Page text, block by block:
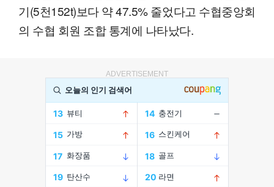
기(5천152t)보다 약 47.5% 줄었다고 수협중앙회
의 수협 회원 조합 통계에 나타났다.
ADVERTISEMENT